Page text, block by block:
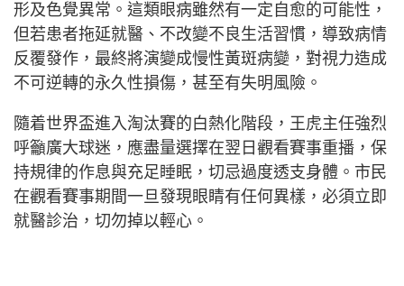
形及色覺異常。這類眼病雖然有一定自愈的可能性，
但若患者拖延就醫、不改變不良生活習慣，導致病情
反覆發作，最終將演變成慢性黃斑病變，對視力造成
不可逆轉的永久性損傷，甚至有失明風險。
隨着世界盃進入淘汰賽的白熱化階段，王虎主任強烈
呼籲廣大球迷，應盡量選擇在翌日觀看賽事重播，保
持規律的作息與充足睡眠，切忌過度透支身體。市民
在觀看賽事期間一旦發現眼睛有任何異樣，必須立即
就醫診治，切勿掉以輕心。